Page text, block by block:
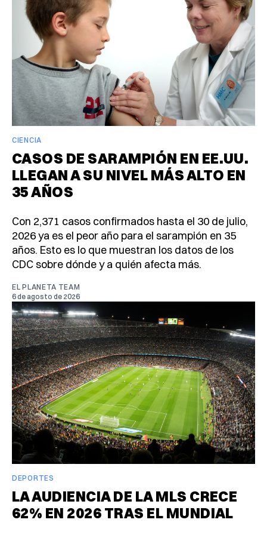
CIENCIA
CASOS DE SARAMPIÓN EN EE.UU.
LLEGAN A SU NIVEL MÁS ALTO EN
35 AÑOS
Con 2,371 casos confirmados hasta el 30 de julio,
2026 ya es el peor año para el sarampión en 35
años. Esto es lo que muestran los datos de los
CDC sobre dónde y a quién afecta más.
EL PLANETA TEAM
6 de agosto de 2026
DEPORTES
LA AUDIENCIA DE LA MLS CRECE
62% EN 2026 TRAS EL MUNDIAL